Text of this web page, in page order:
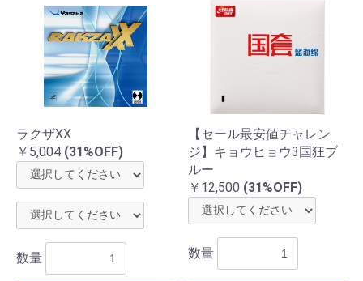
ラクザXX
￥5,004 (31%OFF)
数量
【セール最安値チャレン
ジ】キョウヒョウ3国狂ブ
ルー
￥12,500 (31%OFF)
数量